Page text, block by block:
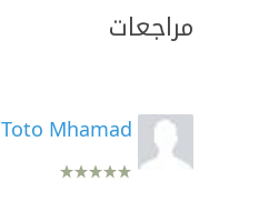
مراجعات
Toto Mhamad